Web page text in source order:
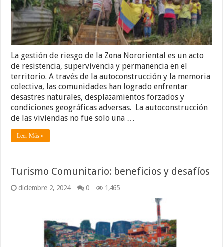
La gestión de riesgo de la Zona Nororiental es un acto
de resistencia, supervivencia y permanencia en el
territorio. A través de la autoconstrucción y la memoria
colectiva, las comunidades han logrado enfrentar
desastres naturales, desplazamientos forzados y
condiciones geográficas adversas. La autoconstrucción
de las viviendas no fue solo una …
Leer Más »
Turismo Comunitario: beneficios y desafíos
diciembre 2, 2024 0 1,465